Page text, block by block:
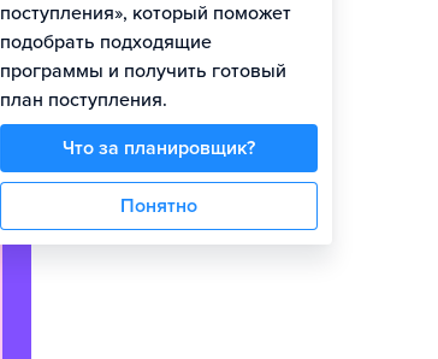
поступления», который поможет
подобрать подходящие
программы и получить готовый
план поступления.
Что за планировщик?
Понятно